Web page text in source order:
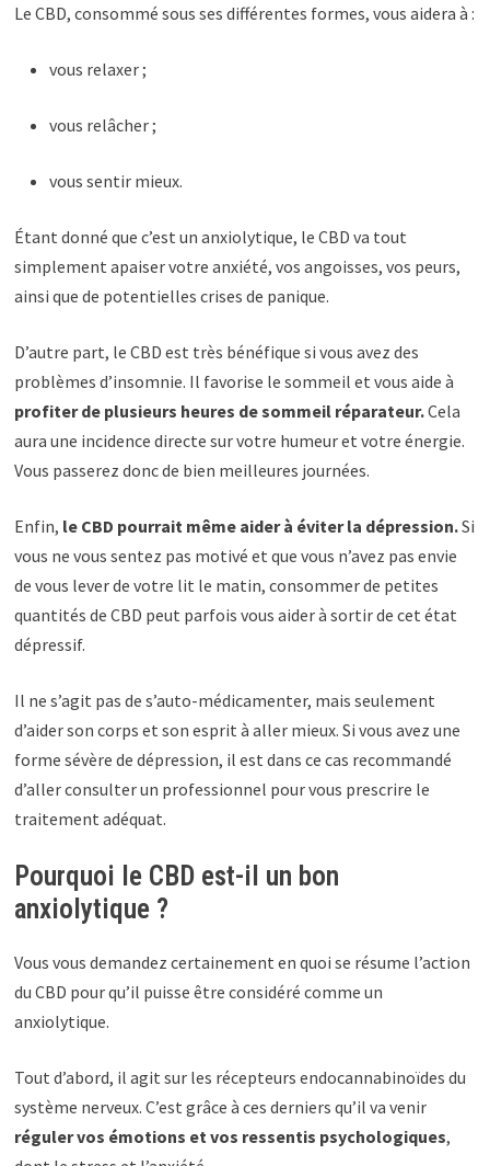
Le CBD, consommé sous ses différentes formes, vous aidera à :
vous relaxer ;
vous relâcher ;
vous sentir mieux.
Étant donné que c’est un anxiolytique, le CBD va tout
simplement apaiser votre anxiété, vos angoisses, vos peurs,
ainsi que de potentielles crises de panique.
D’autre part, le CBD est très bénéfique si vous avez des
problèmes d’insomnie. Il favorise le sommeil et vous aide à
profiter de plusieurs heures de sommeil réparateur.Cela
aura une incidence directe sur votre humeur et votre énergie.
Vous passerez donc de bien meilleures journées.
Enfin, le CBD pourrait même aider à éviter la dépression.Si
vous ne vous sentez pas motivé et que vous n’avez pas envie
de vous lever de votre lit le matin, consommer de petites
quantités de CBD peut parfois vous aider à sortir de cet état
dépressif.
Il ne s’agit pas de s’auto-médicamenter, mais seulement
d’aider son corps et son esprit à aller mieux. Si vous avez une
forme sévère de dépression, il est dans ce cas recommandé
d’aller consulter un professionnel pour vous prescrire le
traitement adéquat.
Pourquoi le CBD est-il un bon
anxiolytique ?
Vous vous demandez certainement en quoi se résume l’action
du CBD pour qu’il puisse être considéré comme un
anxiolytique.
Tout d’abord, il agit sur les récepteurs endocannabinoïdes du
système nerveux. C’est grâce à ces derniers qu’il va venir
réguler vos émotions et vos ressentis psychologiques,